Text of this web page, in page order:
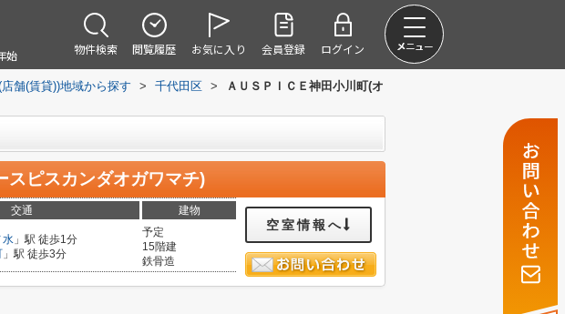
始 物件検索 閲覧履歴 お気に入り 会員登録 ログイン
店舗(賃貸))地域から探す > 千代田区 >
ＡＵＳＰＩＣＥ神田小川町(オ
スピスカンダオガワマチ)
交通 建物
水 」駅 徒歩1分
」駅 徒歩3分
予定
15階建
鉄骨造
空室情報へ